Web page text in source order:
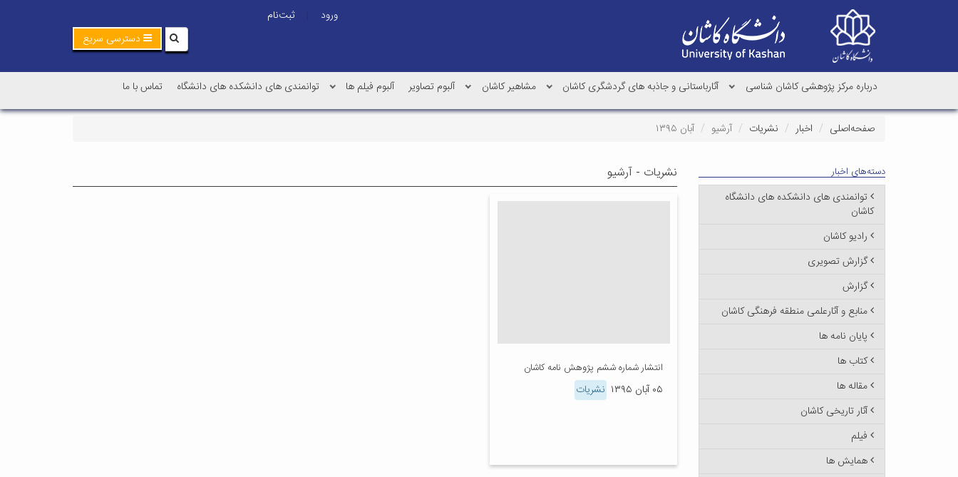
ورود |
ثبت‌نام
دسترسی سریع
درباره مرکز پژوهشی کاشان شناسی آثارباستانی و جاذبه های گردشگری کاشان مشاهیر کاشان آلبوم تصاویر آلبوم فیلم ها توانمندی های دانشکده های دانشگاه تماس با ما
صفحه‌اصلی اخبار نشریات آرشیو آبان ۱۳۹۵
نشریات - آرشیو
انتشار شماره ششم پژوهش نامه کاشان
۰۵ آبان ۱۳۹۵ نشریات
دسته‌های اخبار
توانمندی های دانشکده های دانشگاه
کاشان
رادیو کاشان
گزارش تصویری
گزارش
منابع و آثارعلمی منطقه فرهنگی کاشان
پایان نامه ها
کتاب ها
مقاله ها
آثار تاریخی کاشان
فیلم
همایش ها